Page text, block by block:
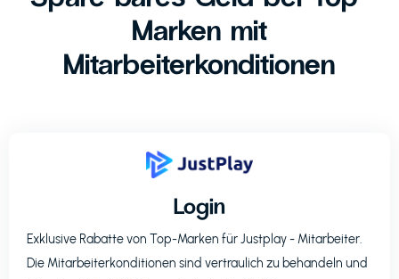
Marken mit
Mitarbeiterkonditionen
Login
Exklusive Rabatte von Top-Marken fürJustplay- Mitarbeiter.
Die Mitarbeiterkonditionen sind vertraulich zu behandeln und